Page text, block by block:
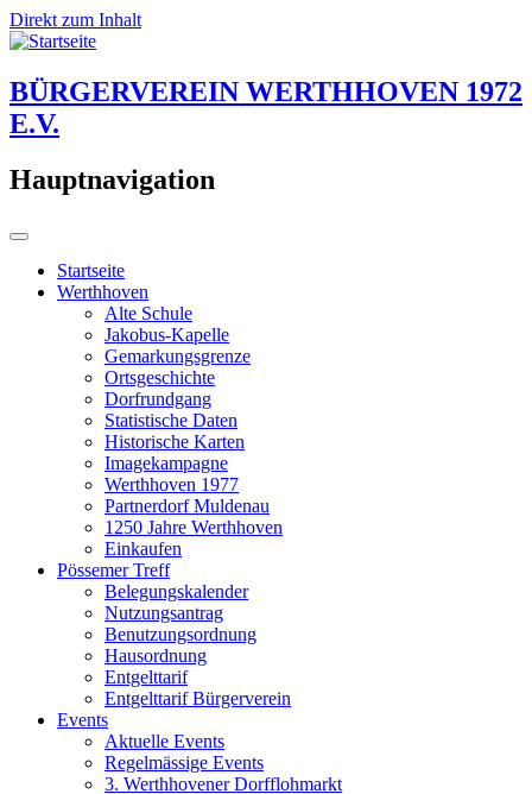
Direkt zum Inhalt
BÜRGERVEREIN WERTHHOVEN 1972
E.V.
Hauptnavigation
Startseite
Werthhoven
Alte Schule
Jakobus-Kapelle
Gemarkungsgrenze
Ortsgeschichte
Dorfrundgang
Statistische Daten
Historische Karten
Imagekampagne
Werthhoven 1977
Partnerdorf Muldenau
1250 Jahre Werthhoven
Einkaufen
Pössemer Treff
Belegungskalender
Nutzungsantrag
Benutzungsordnung
Hausordnung
Entgelttarif
Entgelttarif Bürgerverein
Events
Aktuelle Events
Regelmässige Events
3. Werthhovener Dorfflohmarkt